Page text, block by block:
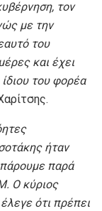
τον
με την
του
και έχει
ίδιου του φορέα
ήταν
παρά
Ο κύριος
ότι πρέπει